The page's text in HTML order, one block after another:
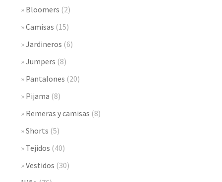
Bloomers (2)
Camisas (15)
Jardineros (6)
Jumpers (8)
Pantalones (20)
Pijama (8)
Remeras y camisas (8)
Shorts (5)
Tejidos (40)
Vestidos (30)